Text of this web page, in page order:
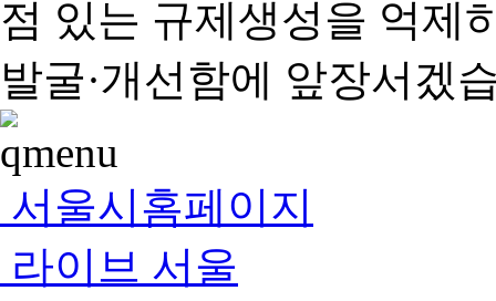
점 있는 규제생성을 억제
발굴·개선함에 앞장서겠
서울시홈페이지
라이브 서울